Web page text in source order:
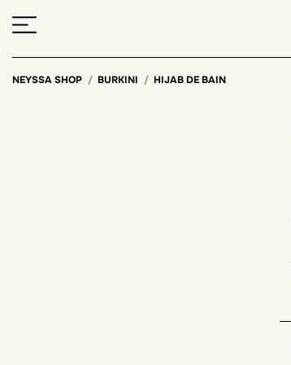
NEYSSA SHOP BURKINI HIJAB DE BAIN